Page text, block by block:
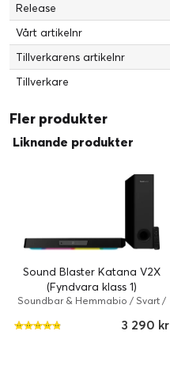
Nätdel
Service och support
Typ:
Release
Vårt artikelnr
Tillverkarens artikelnr
Tillverkare
Fler produkter
Liknande produkter
Sound Blaster Katana V2X
(Fyndvara klass 1)
Soundbar & Hemmabio / Svart /
3 290 kr